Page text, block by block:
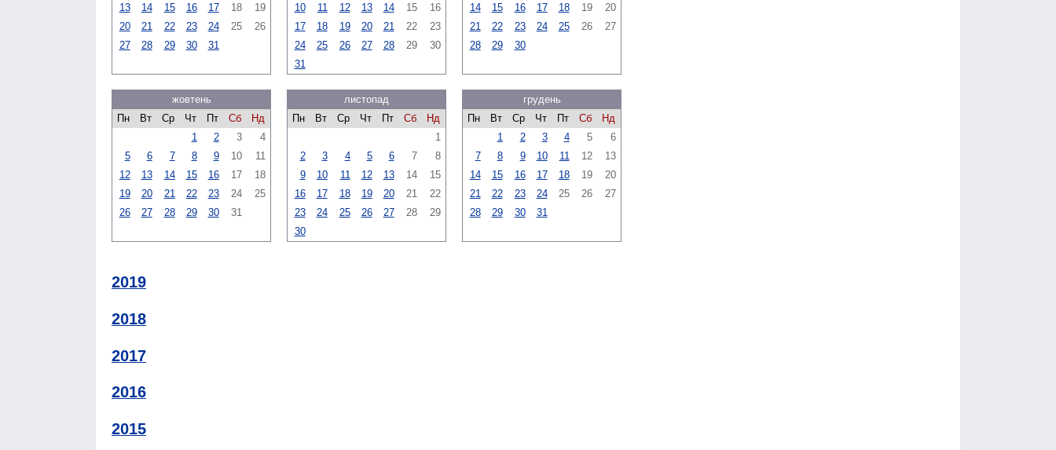
13
14 15 16 17 18
19
20
21 22 23 24 25
26
27
28 29 30 31
10
11 12 13 14 15
16
17
18 19 20 21 22
23
24
25 26 27 28 29
30
31
14
15 16 17 18 19
20
21
22 23 24 25 26
27
28
29 30
жовтень
Пн
Вт Ср Чт Пт Сб
Нд
1
2 3
4
5
6 7 8 9 10
11
12
13 14 15 16 17
18
19
20 21 22 23 24
25
26
27 28 29 30 31
листопад
Пн
Вт Ср Чт Пт Сб
Нд
1
2
3 4 5 6 7
8
9
10 11 12 13 14
15
16
17 18 19 20 21
22
23
24 25 26 27 28
29
30
грудень
Пн
Вт Ср Чт Пт Сб
Нд
1
2 3 4 5
6
7
8 9 10 11 12
13
14
15 16 17 18 19
20
21
22 23 24 25 26
27
28
29 30 31
2019
2018
2017
2016
2015